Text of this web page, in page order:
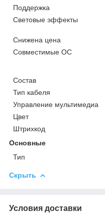
Поддержка
Световые эффекты
Снижена цена
Совместимые ОС
Состав
Тип кабеля
Управление мультимедиа
Цвет
Штрихкод
Основные
Тип
Скрыть
Условия доставки